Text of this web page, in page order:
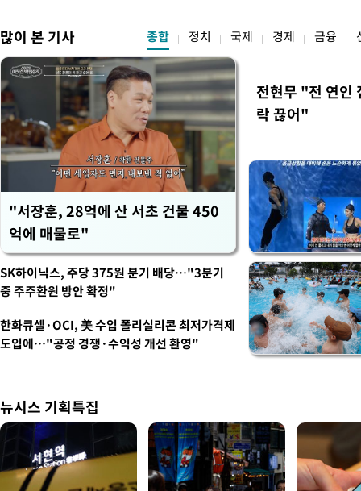
많이 본 기사 종합 정치 국제 경제 금융
"서장훈, 28억에 산 서초 건물 450
억에 매물로"
전현무 "전 연인
락 끊어"
SK하이닉스, 주당 375원 분기 배당…"3분기
중 주주환원 방안 확정"
한화큐셀·OCI, 美 수입 폴리실리콘 최저가격제
도입에…"공정 경쟁·수익성 개선 환영"
뉴시스 기획특집